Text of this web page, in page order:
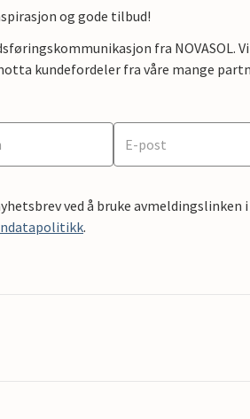
og gode tilbud!
fra NOVASOL.
kundefordeler fra våre mange
ved å bruke avmeldingslinken
.